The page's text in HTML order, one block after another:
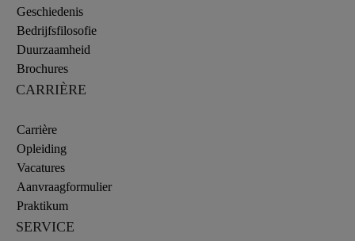
Geschiedenis
Bedrijfsfilosofie
Duurzaamheid
Brochures
CARRIÈRE
Carrière
Opleiding
Vacatures
Aanvraagformulier
Praktikum
SERVICE